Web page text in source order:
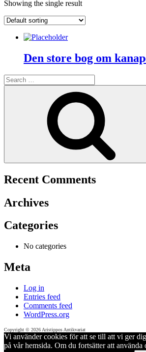
Showing the single result
Den store bog om
Search
for:
Recent Comments
Archives
Categories
No categories
Meta
Log in
Entries feed
Comments feed
WordPress.org
Copyright © 2026 Aristippos Antikvariat
Vi använder cookies för att se till att vi ger
på vår hemsida. Om du fortsätter att använda